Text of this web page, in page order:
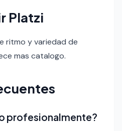
Platzi
ritmo y variedad de
mas catalogo.
profesionalmente?